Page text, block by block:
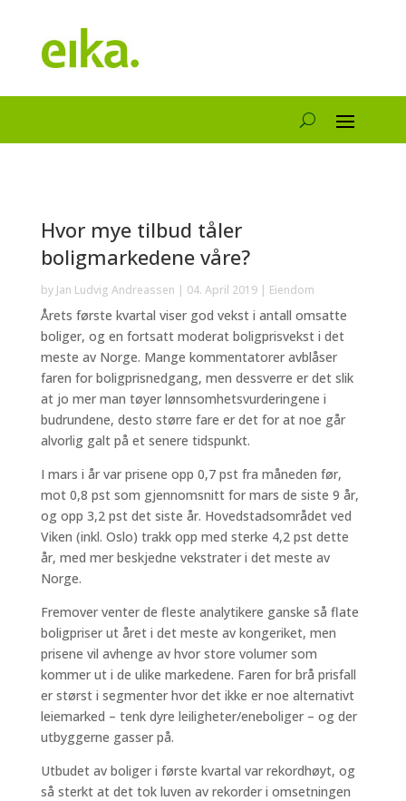
Hvor mye tilbud tåler
boligmarkedene våre?
by Jan Ludvig Andreassen | 04. April 2019| Eiendom
Årets første kvartal viser god vekst i antall omsatte
boliger, og en fortsatt moderat boligprisvekst i det
meste av Norge. Mange kommentatorer avblåser
faren for boligprisnedgang, men dessverre er det slik
at jo mer man tøyer lønnsomhetsvurderingene i
budrundene, desto større fare er det for at noe går
alvorlig galt på et senere tidspunkt.
I mars i år var prisene opp 0,7 pst fra måneden før,
mot 0,8 pst som gjennomsnitt for mars de siste 9 år,
og opp 3,2 pst det siste år. Hovedstadsområdet ved
Viken (inkl. Oslo) trakk opp med sterke 4,2 pst dette
år, med mer beskjedne vekstrater i det meste av
Norge.
Fremover venter de fleste analytikere ganske så flate
boligpriser ut året i det meste av kongeriket, men
prisene vil avhenge av hvor store volumer som
kommer ut i de ulike markedene. Faren for brå prisfall
er størst i segmenter hvor det ikke er noe alternativt
leiemarked – tenk dyre leiligheter/eneboliger – og der
utbyggerne gasser på.
Utbudet av boliger i første kvartal var rekordhøyt, og
så sterkt at det tok luven av rekorder i omsetningen